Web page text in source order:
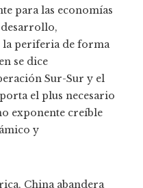
para las economías
desarrollo,
periferia de forma
se dice
Sur-Sur y el
el plus necesario
exponente creíble
y
China abandera